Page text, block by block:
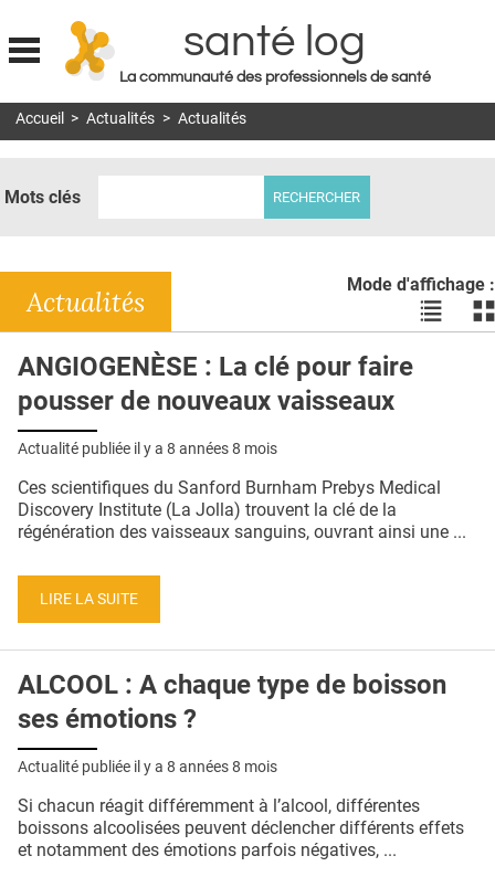
Jump to navigation
santé log
La communauté des professionnels de santé
MON COMPTE
DOSSIERS
RÉSEAUX
E-REVUE SAD
THÉMA
QUI SOMMES-NOUS ?
CONDITIONS GÉNÉRALES
CRÉDITS
Accueil > Actualités > Actualités
Mots clés
Mode d'affichage :
Voir
les
les
Actualités
ANGIOGENÈSE : La clé pour faire
pousser de nouveaux vaisseaux
Actualité publiée il y a 8 années 8 mois
Ces scientifiques du Sanford Burnham Prebys Medical
Discovery Institute (La Jolla) trouvent la clé de la
régénération des vaisseaux sanguins, ouvrant ainsi une ...
LIRE LA SUITE
ALCOOL : A chaque type de boisson
ses émotions ?
Actualité publiée il y a 8 années 8 mois
Si chacun réagit différemment à l’alcool, différentes
boissons alcoolisées peuvent déclencher différents effets
et notamment des émotions parfois négatives, ...